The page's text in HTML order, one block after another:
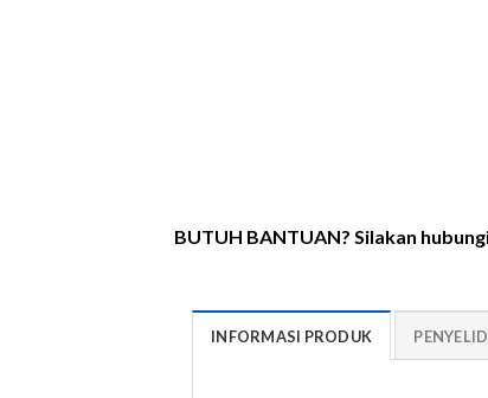
BUTUH BANTUAN? Silakan
INFORMASI PRODUK